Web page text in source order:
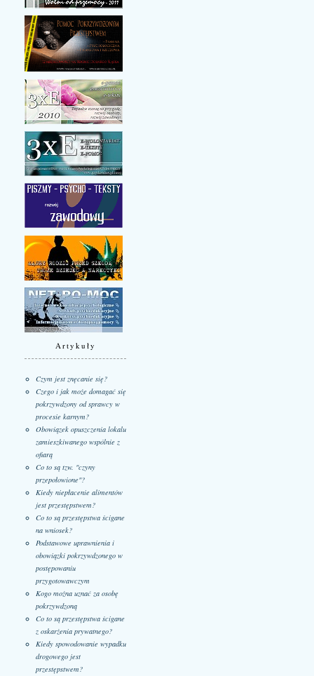
Artykuły
Czym jest znęcanie się?
Czego i jak może domagać się
pokrzywdzony od sprawcy w
procesie karnym?
Obowiązek opuszczenia lokalu
zamieszkiwanego wspólnie z
ofiarą
Co to są tzw. "czyny
przepołowione"?
Kiedy niepłacenie alimentów
jest przestępstwem?
Co to są przestępstwa ścigane
na wniosek?
Podstawowe uprawnienia i
obowiązki pokrzywdzonego w
postępowaniu
przygotowawczym
Kogo można uznać za osobę
pokrzywdzoną
Co to są przestępstwa ścigane
z oskarżenia prywatnego?
Kiedy spowodowanie wypadku
drogowego jest
przestępstwem?